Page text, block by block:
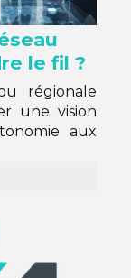
le fil ?
régionale
une vision
aux